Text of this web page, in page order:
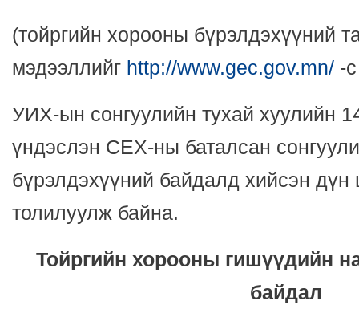
(тойргийн хорооны бүрэлдэхүүний
мэдээллийг http://www.gec.gov.mn/ -
УИХ-ын сонгуулийн тухай хуулийн
үндэслэн СЕХ-ны баталсан
бүрэлдэхүүний байдалд хийсэн дүн
толилуулж байна.
Тойргийн хорооны гишүүдийн
байдал